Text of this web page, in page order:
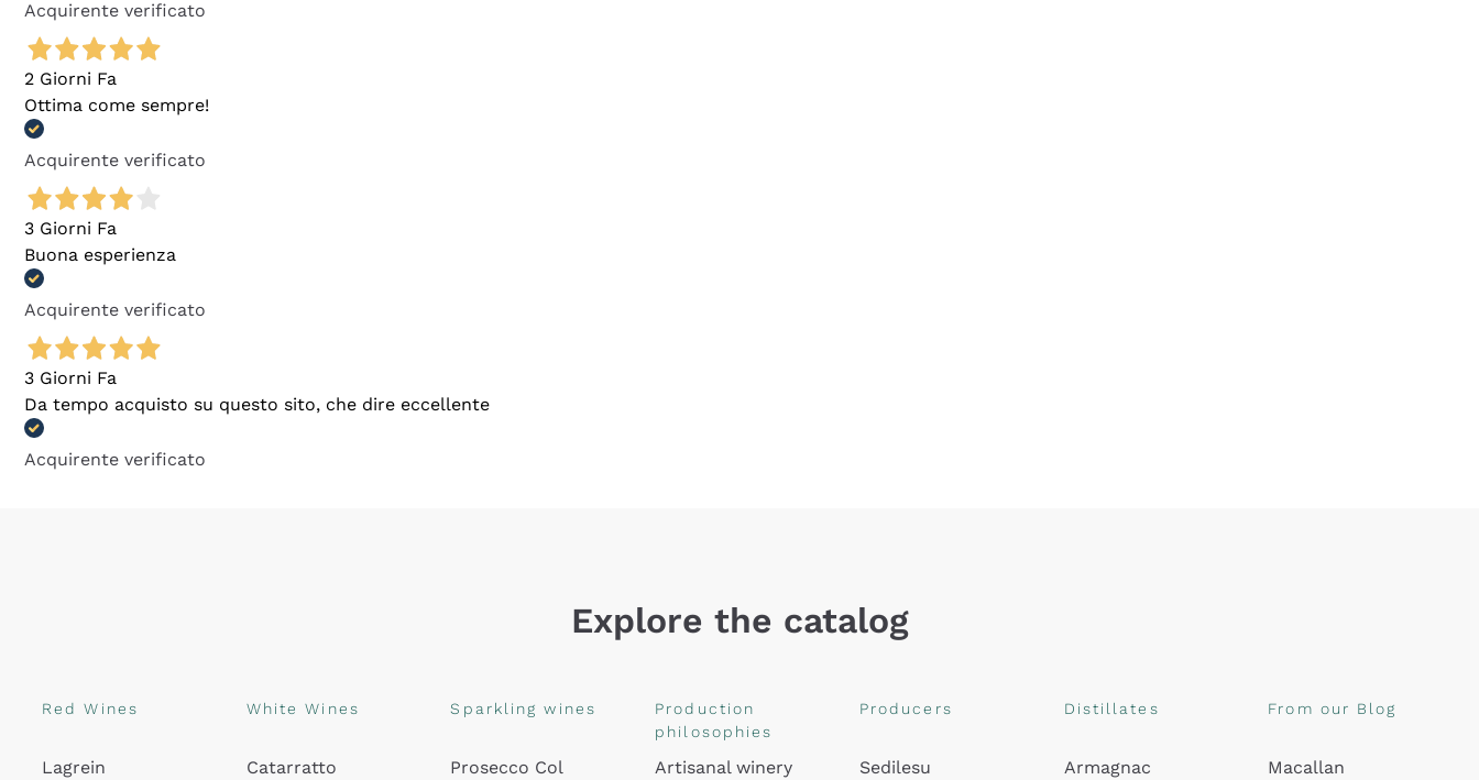
Acquirente verificato
2 Giorni Fa
Ottima come sempre!
Acquirente verificato
3 Giorni Fa
Buona esperienza
Acquirente verificato
3 Giorni Fa
Da tempo acquisto su questo sito, che dire eccellente
Acquirente verificato
Explore the catalog
Red Wines
Lagrein
White Wines
Catarratto
Sparkling wines
Prosecco Col
Production
philosophies
Artisanal winery
Producers
Sedilesu
Distillates
Armagnac
From our Blog
Macallan